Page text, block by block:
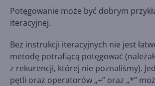
Potęgowanie może być dobrym
iteracyjnej.
Bez instrukcji iteracyjnych nie jest
metodę potrafiącą potęgować
z rekurencji, której nie poznaliśmy).
pętli oraz operatorów „+” oraz „*”